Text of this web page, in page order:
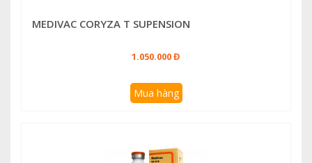
MEDIVAC CORYZA T SUPENSION
1.050.000 Đ
Mua hàng